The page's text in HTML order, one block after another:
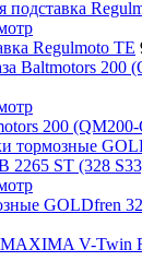
Regulmoto TE
200
GOLDfren